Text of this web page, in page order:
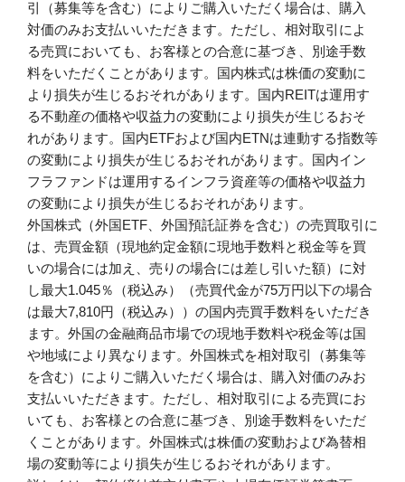
引（募集等を含む）によりご購入いただく場合は、購入
対価のみお支払いいただきます。ただし、相対取引によ
る売買においても、お客様との合意に基づき、別途手数
料をいただくことがあります。国内株式は株価の変動に
より損失が生じるおそれがあります。国内REITは運用す
る不動産の価格や収益力の変動により損失が生じるおそ
れがあります。国内ETFおよび国内ETNは連動する指数等
の変動により損失が生じるおそれがあります。国内イン
フラファンドは運用するインフラ資産等の価格や収益力
の変動により損失が生じるおそれがあります。
外国株式（外国ETF、外国預託証券を含む）の売買取引に
は、売買金額（現地約定金額に現地手数料と税金等を買
いの場合には加え、売りの場合には差し引いた額）に対
し最大1.045％（税込み）（売買代金が75万円以下の場合
は最大7,810円（税込み））の国内売買手数料をいただき
ます。外国の金融商品市場での現地手数料や税金等は国
や地域により異なります。外国株式を相対取引（募集等
を含む）によりご購入いただく場合は、購入対価のみお
支払いいただきます。ただし、相対取引による売買にお
いても、お客様との合意に基づき、別途手数料をいただ
くことがあります。外国株式は株価の変動および為替相
場の変動等により損失が生じるおそれがあります。